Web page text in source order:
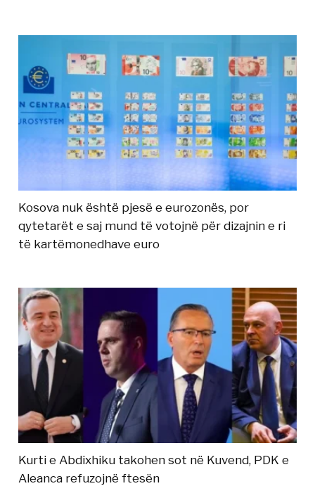
Kosova nuk është pjesë e eurozonës, por
qytetarët e saj mund të votojnë për dizajnin e ri
të kartëmonedhave euro
Kurti e Abdixhiku takohen sot në Kuvend, PDK e
Aleanca refuzojnë ftesën